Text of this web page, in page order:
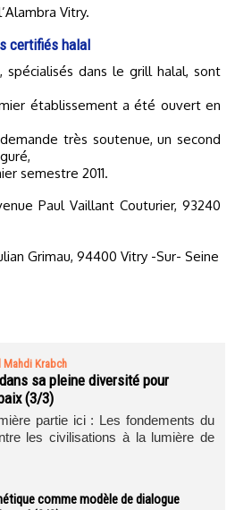
Vitry.
certifiés halal
établissement a été ouvert en
très soutenue, un second
semestre 2011.
Paul Vaillant Couturier, 93240
Grimau, 94400 Vitry -Sur- Seine
Mahdi Krabch
sa pleine diversité pour
(3/3)
partie ici : Les fondements du
les civilisations à la lumière de
comme modèle de dialogue